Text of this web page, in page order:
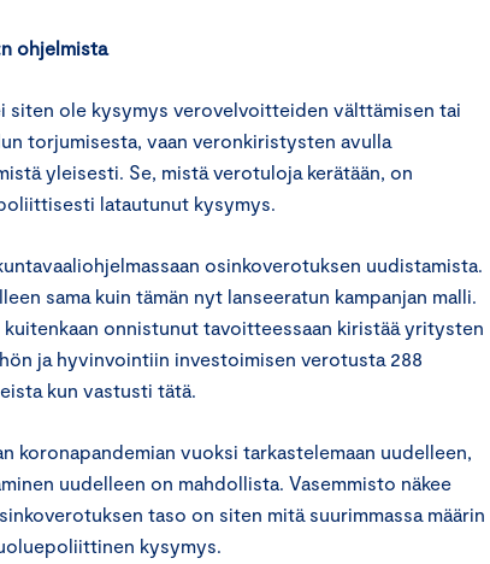
ohjelmista
siten ole kysymys verovelvoitteiden välttämisen tai
torjumisesta, vaan veronkiristysten avulla
yleisesti. Se, mistä verotuloja kerätään, on
latautunut kysymys.
osinkoverotuksen uudistamista.
sama kuin tämän nyt lanseeratun kampanjan malli.
onnistunut tavoitteessaan kiristää yritysten
ja hyvinvointiin investoimisen verotusta 288
kun vastusti tätä.
koronapandemian vuoksi tarkastelemaan uudelleen,
uudelleen on mahdollista. Vasemmisto näkee
taso on siten mitä suurimmassa määrin
kysymys.